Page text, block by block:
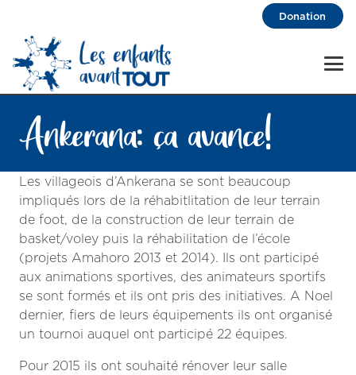
Donation
Ankerana: ça avance!
Les villageois d’Ankerana se sont beaucoup
impliqués lors de la réhabitlitation de leur terrain
de foot, de la construction de leur terrain de
basket/voley puis la réhabilitation de l’école
(projets Amahoro 2013 et 2014). Ils ont participé
aux animations sportives, des animateurs sportifs
se sont formés et ils ont pris des initiatives. A Noel
dernier, fiers de leurs équipements ils ont organisé
un tournoi auquel ont participé 22 équipes.
Pour 2015 ils ont souhaité rénover leur salle